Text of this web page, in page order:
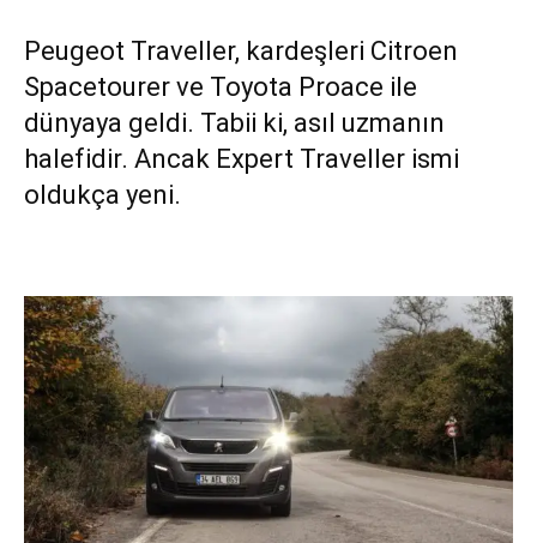
Peugeot Traveller, kardeşleri Citroen
Spacetourer ve Toyota Proace ile
dünyaya geldi. Tabii ki, asıl uzmanın
halefidir. Ancak Expert Traveller ismi
oldukça yeni.